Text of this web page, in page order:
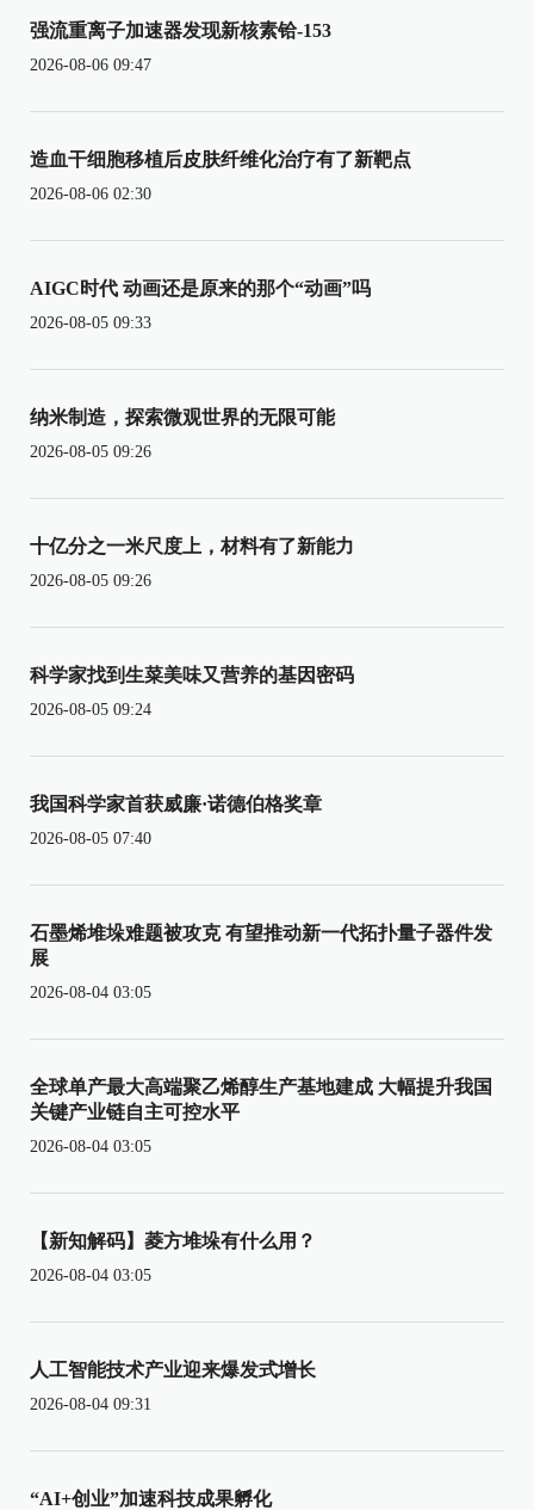
强流重离子加速器发现新核素铪-153
2026-08-06 09:47
造血干细胞移植后皮肤纤维化治疗有了新靶点
2026-08-06 02:30
AIGC时代 动画还是原来的那个“动画”吗
2026-08-05 09:33
纳米制造，探索微观世界的无限可能
2026-08-05 09:26
十亿分之一米尺度上，材料有了新能力
2026-08-05 09:26
科学家找到生菜美味又营养的基因密码
2026-08-05 09:24
我国科学家首获威廉·诺德伯格奖章
2026-08-05 07:40
石墨烯堆垛难题被攻克 有望推动新一代拓扑量子器件发
展
2026-08-04 03:05
全球单产最大高端聚乙烯醇生产基地建成 大幅提升我国
关键产业链自主可控水平
2026-08-04 03:05
【新知解码】菱方堆垛有什么用？
2026-08-04 03:05
人工智能技术产业迎来爆发式增长
2026-08-04 09:31
“AI+创业”加速科技成果孵化